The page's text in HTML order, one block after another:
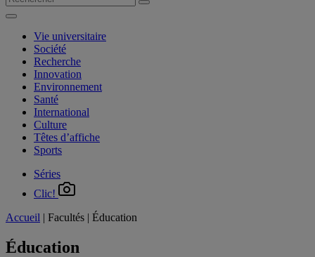
Vie universitaire
Société
Recherche
Innovation
Environnement
Santé
International
Culture
Têtes d’affiche
Sports
Séries
Clic!
Accueil | Facultés | Éducation
Éducation